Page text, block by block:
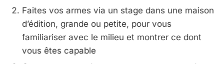
Faites vos armes via un stage dans une maison
d’édition, grande ou petite, pour vous
familiariser avec le milieu et montrer ce dont
vous êtes capable